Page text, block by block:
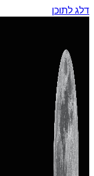
דלג לתוכן